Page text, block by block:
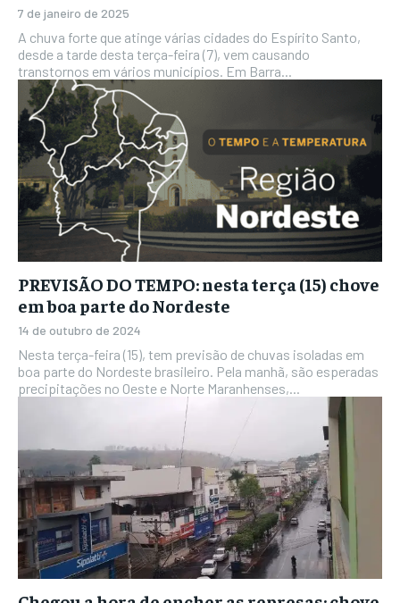
7 de janeiro de 2025
A chuva forte que atinge várias cidades do Espírito Santo,
desde a tarde desta terça-feira (7), vem causando
transtornos em vários municípios. Em Barra...
PREVISÃO DO TEMPO: nesta terça (15) chove
em boa parte do Nordeste
14 de outubro de 2024
Nesta terça-feira (15), tem previsão de chuvas isoladas em
boa parte do Nordeste brasileiro. Pela manhã, são esperadas
precipitações no Oeste e Norte Maranhenses,...